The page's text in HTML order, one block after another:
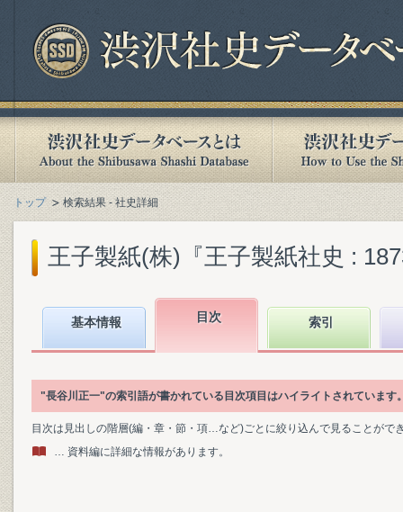
トップ 検索結果 - 社史詳細
王子製紙(株)『王子製紙社史 :
基本情報 目次 索引
"長谷川正一"の索引語が書かれている目次項目はハイライトされています
目次は見出しの階層(編・章・節・項…など)ごとに絞り込んで見ることがで
… 資料編に詳細な情報があります。